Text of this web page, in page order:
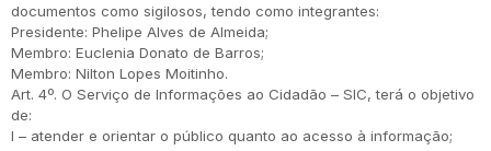
documentos como sigilosos, tendo como integrantes:
Presidente: Phelipe Alves de Almeida;
Membro: Euclenia Donato de Barros;
Membro: Nilton Lopes Moitinho.
Art. 4º. O Serviço de Informações ao Cidadão – SIC, terá o objetivo
de:
I – atender e orientar o público quanto ao acesso à informação;